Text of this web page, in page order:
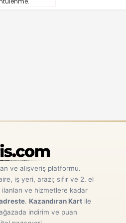
ve alışveriş platformu.
iş yeri, arazi; sıfır ve 2. el
ve hizmetlere kadar
. Kazandıran Kartile
indirim ve puan